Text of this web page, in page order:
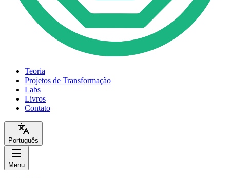
Teoria
Projetos de Transformação
Labs
Livros
Contato
Português
Menu